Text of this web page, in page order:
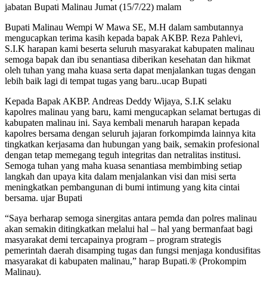
jabatan Bupati Malinau Jumat (15/7/22) malam
Bupati Malinau Wempi W Mawa SE, M.H dalam sambutannya
mengucapkan terima kasih kepada bapak AKBP. Reza Pahlevi,
S.I.K harapan kami beserta seluruh masyarakat kabupaten malinau
semoga bapak dan ibu senantiasa diberikan kesehatan dan hikmat
oleh tuhan yang maha kuasa serta dapat menjalankan tugas dengan
lebih baik lagi di tempat tugas yang baru..ucap Bupati
Kepada Bapak AKBP. Andreas Deddy Wijaya, S.I.K selaku
kapolres malinau yang baru, kami mengucapkan selamat bertugas di
kabupaten malinau ini. Saya kembali menaruh harapan kepada
kapolres bersama dengan seluruh jajaran forkompimda lainnya kita
tingkatkan kerjasama dan hubungan yang baik, semakin profesional
dengan tetap memegang teguh integritas dan netralitas institusi.
Semoga tuhan yang maha kuasa senantiasa membimbing setiap
langkah dan upaya kita dalam menjalankan visi dan misi serta
meningkatkan pembangunan di bumi intimung yang kita cintai
bersama. ujar Bupati
“Saya berharap semoga sinergitas antara pemda dan polres malinau
akan semakin ditingkatkan melalui hal – hal yang bermanfaat bagi
masyarakat demi tercapainya program – program strategis
pemerintah daerah disamping tugas dan fungsi menjaga kondusifitas
masyarakat di kabupaten malinau,” harap Bupati.® (Prokompim
Malinau).